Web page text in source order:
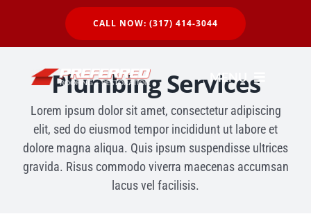
content
CALL NOW: (317) 414-3044
MENU
Residential
Commercial
Plumbing Services
Lorem ipsum dolor sit amet, consectetur adipiscing
elit, sed do eiusmod tempor incididunt ut labore et
dolore magna aliqua. Quis ipsum suspendisse ultrices
gravida. Risus commodo viverra maecenas accumsan
lacus vel facilisis.